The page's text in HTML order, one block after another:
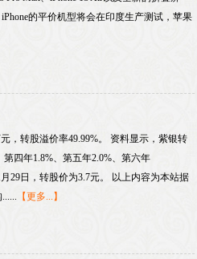
的平价机型将会在印度生产测试，苹果
，转股溢价率49.99%。 资料显示，紫银转
四年1.8%、第五年2.0%、第六年
29日，转股价为3.7元。 以上内容为本站据
【更多...】